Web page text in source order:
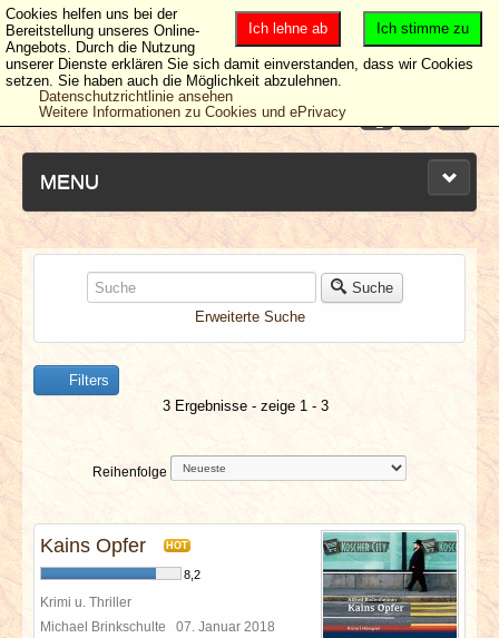
MENU
NEUESTE ARTIKEL
NEWS & DATES
BERICHTE
VERLOSUNGEN
SPECIALS
REDAKTION
Suche
Erweiterte Suche
Filters
3 Ergebnisse - zeige 1 - 3
Reihenfolge
Kains Opfer HOT
8,2
Krimi u. Thriller
Michael Brinkschulte 07. Januar 2018
Ich stimme zu
Ich lehne ab
Cookies helfen uns bei der
Bereitstellung unseres Online-
Angebots. Durch die Nutzung
unserer Dienste erklären Sie sich damit einverstanden, dass wir Cookies
setzen. Sie haben auch die Möglichkeit abzulehnen.
Datenschutzrichtlinie ansehen
Weitere Informationen zu Cookies und ePrivacy